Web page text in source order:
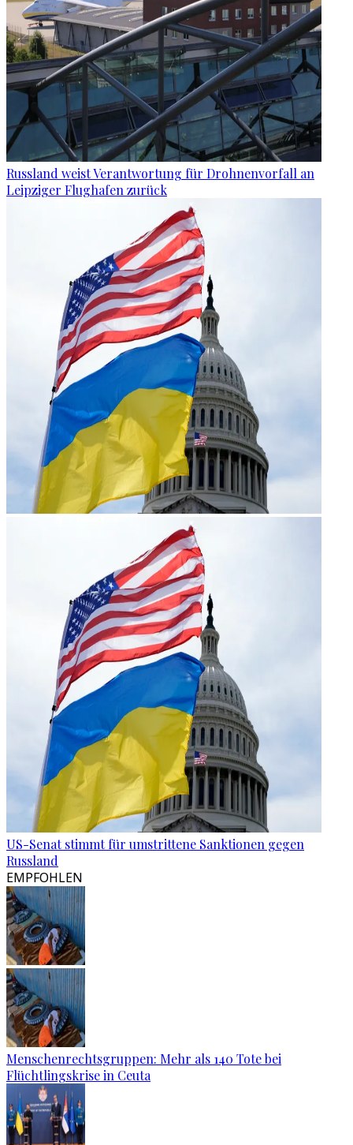
Russland weist Verantwortung für Drohnenvorfall an
Leipziger Flughafen zurück
US-Senat stimmt für umstrittene Sanktionen gegen
Russland
EMPFOHLEN
Menschenrechtsgruppen: Mehr als 140 Tote bei
Flüchtlingskrise in Ceuta